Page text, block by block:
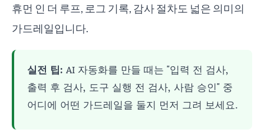
휴먼 인 더 루프, 로그 기록, 감사 절차도 넓은 의미의
가드레일입니다.
실전 팁: AI 자동화를 만들 때는 "입력 전 검사,
출력 후 검사, 도구 실행 전 검사, 사람 승인" 중
어디에 어떤 가드레일을 둘지 먼저 그려 보세요.